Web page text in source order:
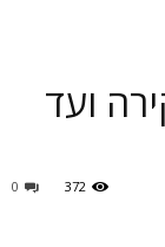
ועד
0 372